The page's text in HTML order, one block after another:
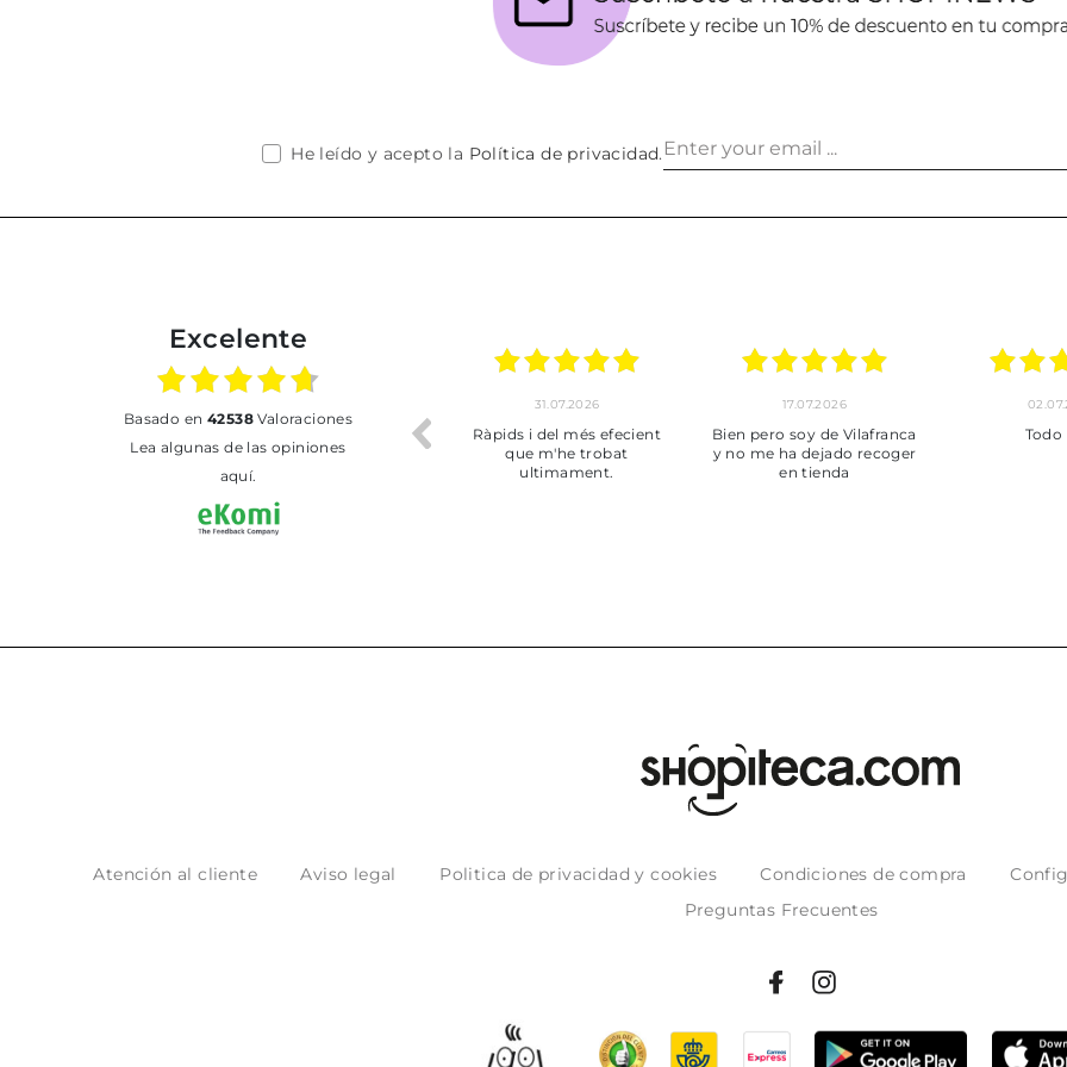
He leído y acepto la Política de privacidad.
Excelente
basado en 42538Valoraciones
Lea algunas de las opiniones
aquí.
30.06.2026
Tot perfecte
24.06.2026
***
Atención al cliente Aviso legal Politica de privacidad y cookies Condiciones de compra
Preguntas Frecuentes